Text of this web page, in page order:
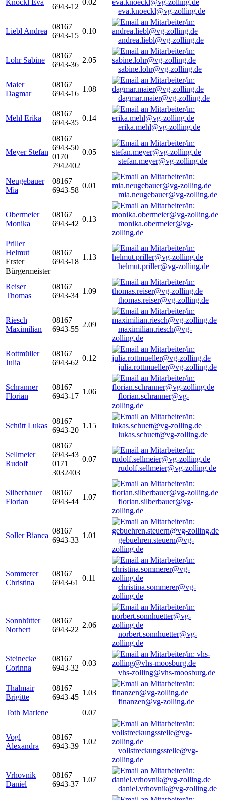
Knöckl Eva
6943-12
0.02
eva.knoeckl@vg-zolling.de
Liebl Andrea
08167
6943-15
0.10
andrea.liebl@vg-zolling.de
Lohr Sabine
08167
6943-36
2.05
sabine.lohr@vg-zolling.de
Maier
Dagmar
08167
6943-16
1.08
dagmar.maier@vg-zolling.de
Mehl Erika
08167
6943-35
0.14
erika.mehl@vg-zolling.de
Meyer Stefan
08167
6943-50
0170
7942402
0.05
stefan.meyer@vg-zolling.de
Neugebauer
Mia
08167
6943-58
0.01
mia.neugebauer@vg-zolling.de
Obermeier
Monika
08167
6943-42
0.13
monika.obermeier@vg-
zolling.de
Priller
Helmut
Erster
Bürgermeister
08167
6943-18
1.13
helmut.priller@vg-zolling.de
Reiser
Thomas
08167
6943-34
1.09
thomas.reiser@vg-zolling.de
Riesch
Maximilian
08167
6943-55
2.09
maximilian.riesch@vg-
zolling.de
Rottmüller
Julia
08167
6943-62
0.12
julia.rottmueller@vg-zolling.de
Schranner
Florian
08167
6943-17
1.06
florian.schranner@vg-
zolling.de
Schütt Lukas
08167
6943-20
1.15
lukas.schuett@vg-zolling.de
Sellmeier
Rudolf
08167
6943-43
0171
3032403
0.07
rudolf.sellmeier@vg-zolling.de
Silberbauer
Florian
08167
6943-44
1.07
florian.silberbauer@vg-
zolling.de
Soller Bianca
08167
6943-33
1.01
gebuehren.steuern@vg-
zolling.de
Sommerer
Christina
08167
6943-61
0.11
christina.sommerer@vg-
zolling.de
Sonnhütter
Norbert
08167
6943-22
2.06
norbert.sonnhuetter@vg-
zolling.de
Steinecke
Corinna
08167
6943-32
0.03
vhs-zolling@vhs-moosburg.de
Thalmair
Brigitte
08167
6943-45
1.03
finanzen@vg-zolling.de
Toth Marlene
0.07
Vogl
Alexandra
08167
6943-39
1.02
vollstreckungsstelle@vg-
zolling.de
Vrhovnik
Daniel
08167
6943-37
1.07
daniel.vrhovnik@vg-zolling.de